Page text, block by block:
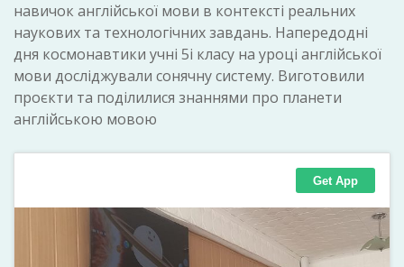
навичок англійської мови в контексті реальних
наукових та технологічних завдань. Напередодні
дня космонавтики учні 5і класу на уроці англійської
мови досліджували сонячну систему. Виготовили
проєкти та поділилися знаннями про планети
англійською мовою